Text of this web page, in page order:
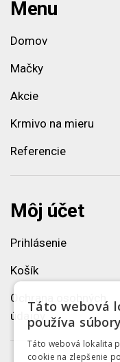
Menu
Domov
Mačky
Akcie
Krmivo na mieru
Referencie
Môj účet
Prihlásenie
Košík
Ochrana osobných
údajov
Táto webová
používa
Táto webová lokalita
cookie na zlepšenie